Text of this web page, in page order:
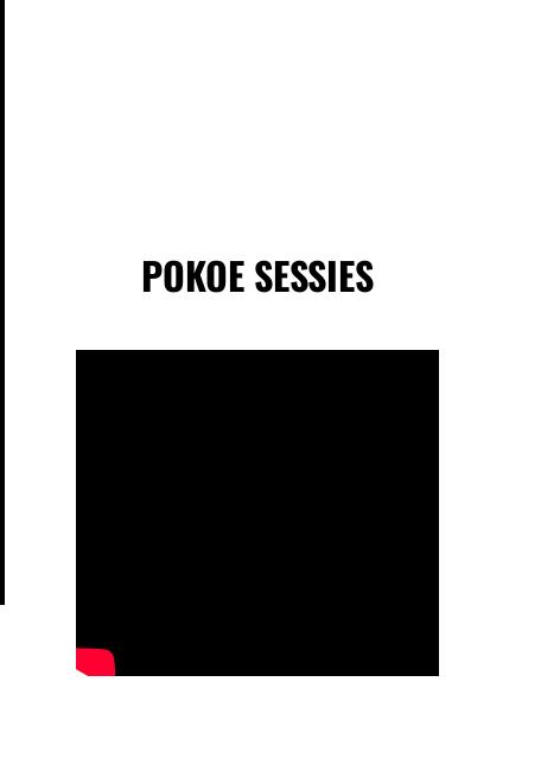
POKOE SESSIES